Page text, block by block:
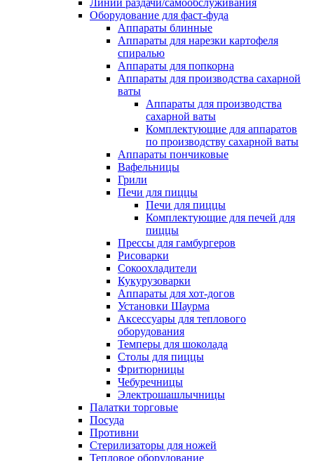
Линии раздачи/самообслуживания
Оборудование для фаст-фуда
Аппараты блинные
Аппараты для нарезки картофеля
спиралью
Аппараты для попкорна
Аппараты для производства сахарной
ваты
Аппараты для производства
сахарной ваты
Комплектующие для аппаратов
по производству сахарной ваты
Аппараты пончиковые
Вафельницы
Грили
Печи для пиццы
Печи для пиццы
Комплектующие для печей для
пиццы
Прессы для гамбургеров
Рисоварки
Сокоохладители
Кукурузоварки
Аппараты для хот-догов
Установки Шаурма
Аксессуары для теплового
оборудования
Темперы для шоколада
Столы для пиццы
Фритюрницы
Чебуречницы
Электрошашлычницы
Палатки торговые
Посуда
Противни
Стерилизаторы для ножей
Тепловое оборудование